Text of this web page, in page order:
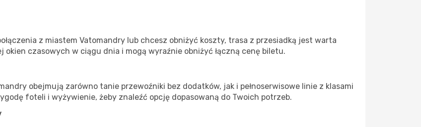
z miastem Vatomandry lub chcesz obniżyć koszty, trasa z przesiadką jest warta
okien czasowych w ciągu dnia i mogą wyraźnie obniżyć łączną cenę biletu.
obejmują zarówno tanie przewoźniki bez dodatków, jak i pełnoserwisowe linie z klasami
foteli i wyżywienie, żeby znaleźć opcję dopasowaną do Twoich potrzeb.